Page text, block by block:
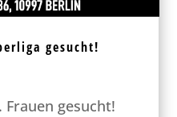
gesucht!
gesucht!